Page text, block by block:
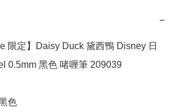
−
限定】Daisy Duck 黛西鴨 Disney 日
0.5mm 黑色 啫喱筆 209039
色